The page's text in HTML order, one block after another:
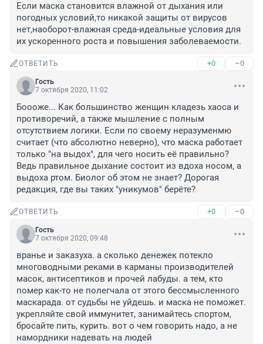
Если маска становится влажной от дыхания или
погодных условий,то никакой защиты от вирусов
нет,наоборот-влажная среда-идеальные условия для
их ускоренного роста и повышения заболеваемости.
ОТВЕТИТЬ +0 –0
Гость
7 октября 2020, 11:02
Боооже... Как большинство женщин кладезь хаоса и
противоречий, а также мышление с полным
отсутствием логики. Если по своему неразуменмю
считает (что абсолютно неверно), что маска работает
только "на выдох", для чего носить её правильно?
Ведь правильное дыхание состоит из вдоха носом, а
выдоха ртом. Биолог об этом не знает? Дорогая
редакция, где вы таких "уникумов" берёте?
ОТВЕТИТЬ +0 –0
Гость
7 октября 2020, 09:48
вранье и заказуха. а сколько денежек потекло
многоводными реками в карманы производителей
масок, антисептиков и прочей лабуды. а тем, кто
помер как-то не полегчала от этого бессмысленного
маскарада. от судьбы не уйдешь. и маска не поможет.
укрепляйте свой иммунитет, занимайтесь спортом,
бросайте пить, курить. вот о чем говорить надо, а не
намордники надевать на людей